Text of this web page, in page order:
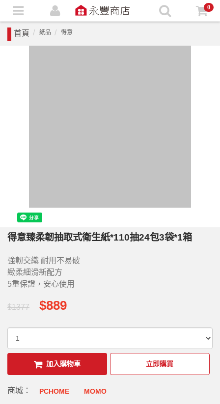
0
首頁 紙品 得意
得意臻柔韌抽取式衛生紙*110抽24包3袋*1箱
強韌交織 耐用不易破
緻柔細滑新配方
5重保證，安心使用
$1377 $889
加入購物車 立即購買
商城： PCHOME MOMO